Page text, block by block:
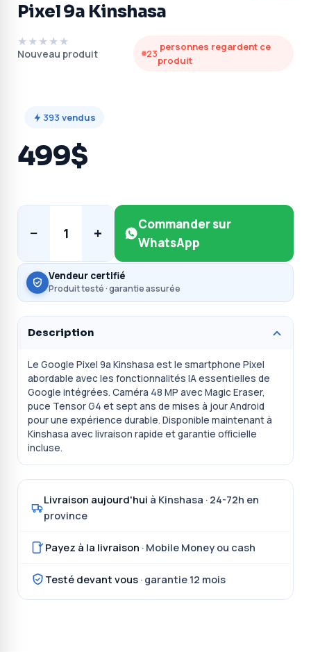
Pixel 9a Kinshasa
★★★★★
Nouveau produit 23
personnes regardent ce
produit
393vendus
499$
− 1 +
Commander sur
WhatsApp
Vendeur certifié
Produit testé · garantie assurée
Description
Le Google Pixel 9a Kinshasa est le smartphone Pixel
abordable avec les fonctionnalités IA essentielles de
Google intégrées. Caméra 48 MP avec Magic Eraser,
puce Tensor G4 et sept ans de mises à jour Android
pour une expérience durable. Disponible maintenant à
Kinshasa avec livraison rapide et garantie officielle
incluse.
Livraison aujourd'hui à Kinshasa · 24-72h en
province
Payez à la livraison · Mobile Money ou cash
Testé devant vous · garantie 12 mois